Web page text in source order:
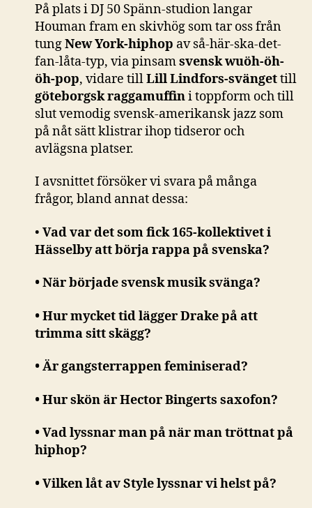
På plats i DJ 50 Spänn-studion langar
Houman fram en skivhög som tar oss från
tungNew York-hiphop av så-här-ska-det-
fan-låta-typ, via pinsamsvensk wuöh-öh-
öh-pop, vidare tillLill Lindfors-svängettill
göteborgsk raggamuffini toppform och till
slut vemodig svensk-amerikansk jazz som
på nåt sätt klistrar ihop tidseror och
avlägsna platser.
I avsnittet försöker vi svara på många
frågor, bland annat dessa:
• Vad var det som fick 165-kollektivet i
Hässelby att börja rappa på svenska?
• När började svensk musik svänga?
• Hur mycket tid lägger Drake på att
trimma sitt skägg?
• Är gangsterrappen feminiserad?
• Hur skön är Hector Bingerts saxofon?
• Vad lyssnar man på när man tröttnat på
hiphop?
• Vilken låt av Style lyssnar vi helst på?